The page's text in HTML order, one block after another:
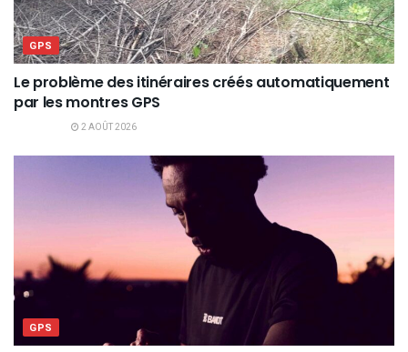
GPS
Le problème des itinéraires créés automatiquement
par les montres GPS
2 AOÛT 2026
GPS